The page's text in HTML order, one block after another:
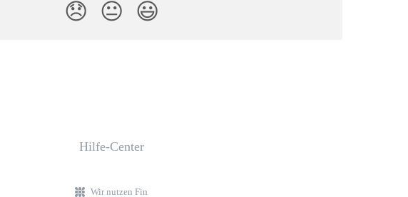
😞 😐 😃
Hilfe-Center
Wir nutzen Fin